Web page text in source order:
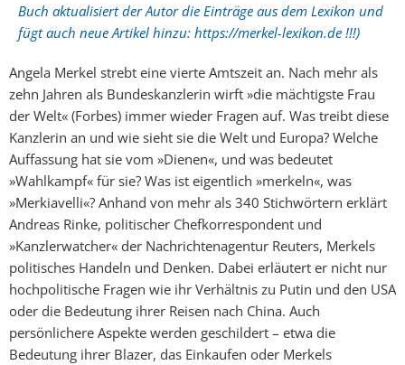
Buch aktualisiert der Autor die Einträge aus dem Lexikon und
fügt auch neue Artikel hinzu: https://merkel-lexikon.de !!!)
Angela Merkel strebt eine vierte Amtszeit an. Nach mehr als
zehn Jahren als Bundeskanzlerin wirft »die mächtigste Frau
der Welt« (Forbes) immer wieder Fragen auf. Was treibt diese
Kanzlerin an und wie sieht sie die Welt und Europa? Welche
Auffassung hat sie vom »Dienen«, und was bedeutet
»Wahlkampf« für sie? Was ist eigentlich »merkeln«, was
»Merkiavelli«? Anhand von mehr als 340 Stichwörtern erklärt
Andreas Rinke, politischer Chefkorrespondent und
»Kanzlerwatcher« der Nachrichtenagentur Reuters, Merkels
politisches Handeln und Denken. Dabei erläutert er nicht nur
hochpolitische Fragen wie ihr Verhältnis zu Putin und den USA
oder die Bedeutung ihrer Reisen nach China. Auch
persönlichere Aspekte werden geschildert – etwa die
Bedeutung ihrer Blazer, das Einkaufen oder Merkels